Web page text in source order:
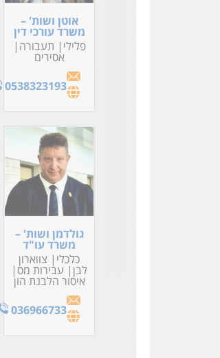
אוטן ושות' –
משרד עורכי דין
פלילי
תעבורה
אסירים
0538323193
גולדמן ושות' –
משרד עו"ד
כלכלי
צווארון
לבן עבירות מס
איסור הלבנת הון
036966733